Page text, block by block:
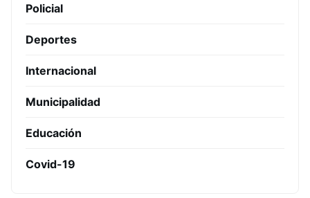
Policial
Deportes
Internacional
Municipalidad
Educación
Covid-19